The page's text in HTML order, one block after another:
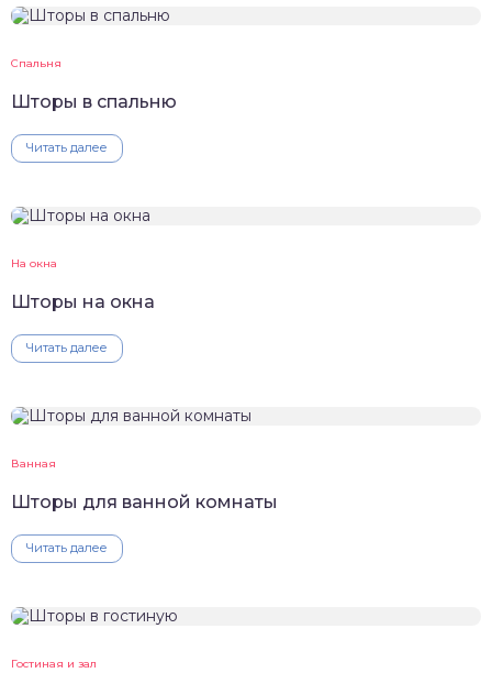
Спальня
Шторы в спальню
Читать далее
На окна
Шторы на окна
Читать далее
Ванная
Шторы для ванной комнаты
Читать далее
Гостиная и зал